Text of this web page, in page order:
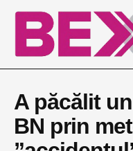
A păcălit
BN prin